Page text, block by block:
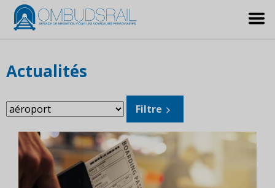
Actualités
Filtrer
les
sujets:
Filtre